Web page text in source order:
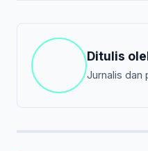
Ditulis
Jurnalis dan